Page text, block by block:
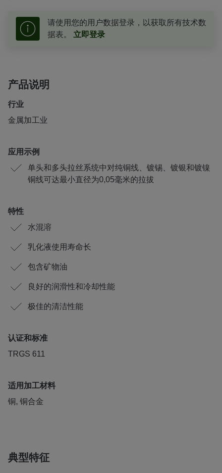
请使用您的用户数据登录，以获取所有技术数
据表。 立即登录
产品说明
行业
金属加工业
应用示例
单头和多头拉丝系统中对纯铜线、镀锡、镀银和镀镍
铜线可达最小直径为0,05毫米的拉拔
特性
水混溶
乳化液使用寿命长
包含矿物油
良好的润滑性和冷却性能
极佳的清洁性能
认证和标准
TRGS 611
适用加工材料
铜, 铜合金
典型特征